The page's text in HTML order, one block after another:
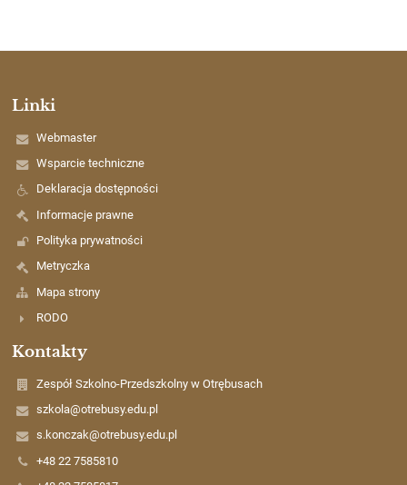
Linki
Webmaster
Wsparcie techniczne
Deklaracja dostępności
Informacje prawne
Polityka prywatności
Metryczka
Mapa strony
RODO
Kontakty
Zespół Szkolno-Przedszkolny w Otrębusach
szkola@otrebusy.edu.pl
s.konczak@otrebusy.edu.pl
+48 22 7585810